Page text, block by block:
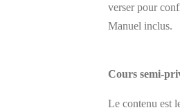
verser pour
Manuel inclus.
Cours semi-
Le contenu est